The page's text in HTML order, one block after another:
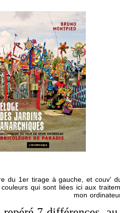
du 1er tirage à gauche, et couv'
qui sont liées ici aux
mon